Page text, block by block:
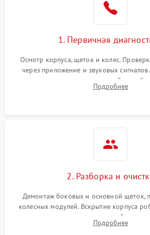
1. Первичная
Осмотр корпуса, щеток и колес.
через приложение и звуковых
аккумулятора и тестирование базовой
Оценка работы лидара, бампера и
Подробнее
2. Разборка и
Демонтаж боковых и основной щеток,
колесных модулей. Вскрытие корпуса
очистка внутренних полостей,
скопившейся пыли, волос и шерсти
Подробнее